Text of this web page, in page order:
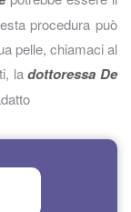
procedura può
pelle, chiamaci al
ladottoressa De